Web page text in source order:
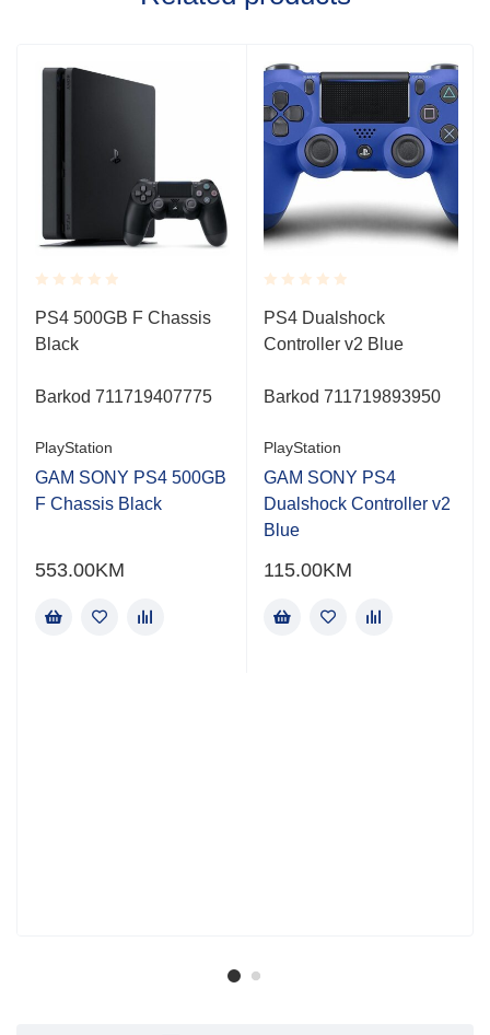
Rated
0.001
out
PS4 500GB F Chassis
Black
Barkod 711719407775
PlayStation
GAM SONY PS4 500GB
F Chassis Black
553.00KM
Rated
0.001
out
PS4 Dualshock
Controller v2 Blue
Barkod 711719893950
PlayStation
GAM SONY PS4
Dualshock Controller v2
Blue
115.00KM